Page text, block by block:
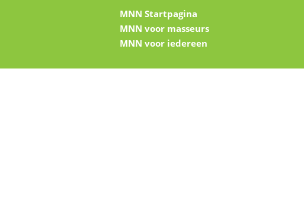
MNN Startpagina
MNN voor masseurs
MNN voor iedereen